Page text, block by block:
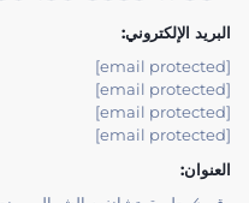
البريد الإلكتروني:
[email protected]
[email protected]
[email protected]
[email protected]
العنوان: